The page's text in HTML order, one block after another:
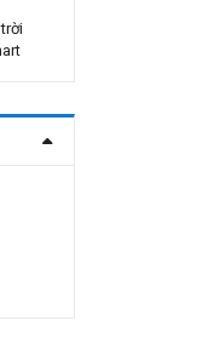
sử dụng.